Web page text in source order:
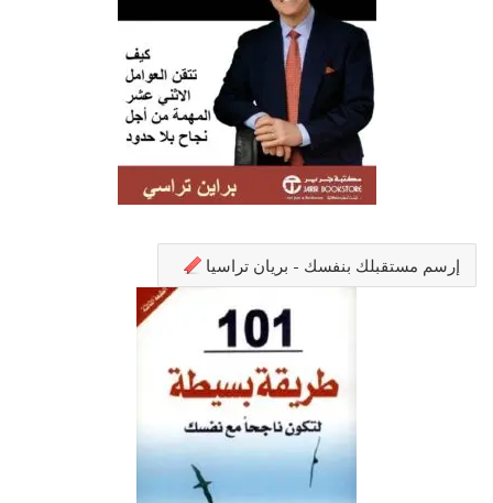
إرسم مستقبلك بنفسك - بريان تراسيا